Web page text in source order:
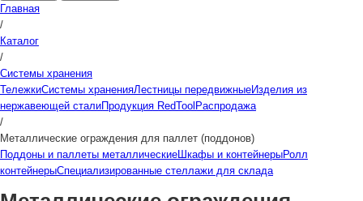
Главная
/
Каталог
/
Системы хранения
ТележкиСистемы храненияЛестницы передвижныеИзделия из
нержавеющей сталиПродукция RedTool Распродажа
/
Металлические ограждения для паллет (поддонов)
Поддоны и паллеты металлическиеШкафы и контейнерыРолл
контейнерыСпециализированные стеллажи для склада